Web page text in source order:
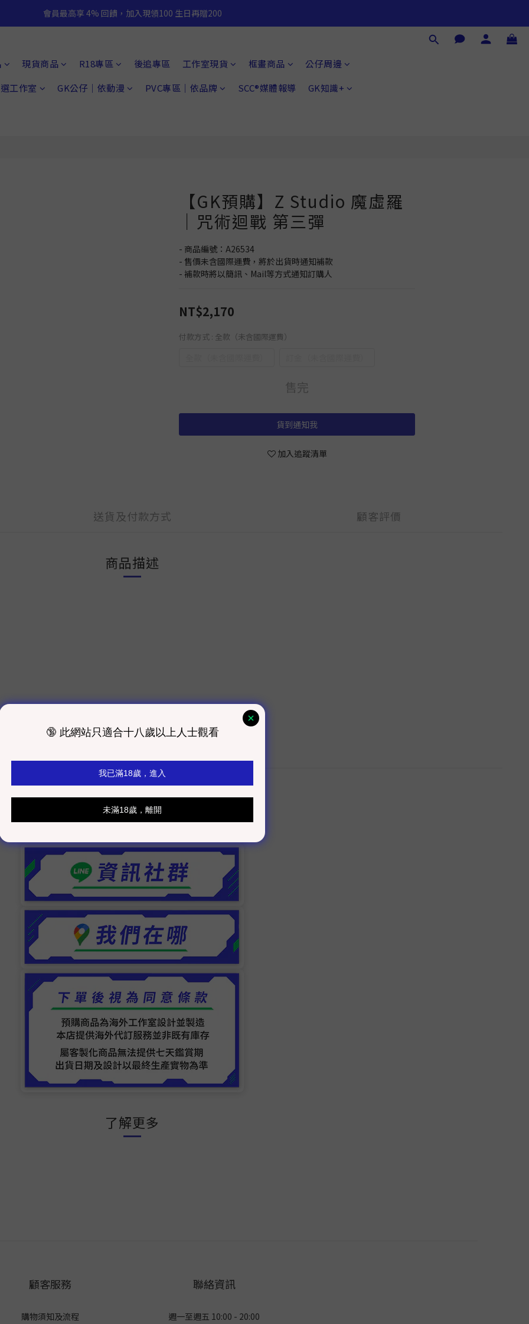
會員最高享 4% 回饋，加入現領100 生日再贈200
現貨商品 R18專區 後追專區 工作室現貨 框畫商品
公仔周邊
工作室
GK公仔｜依動漫 PVC專區｜依品牌 SCC®媒體報導 GK知識+
【GK預購】Z Studio 魔虛羅
｜咒術迴戰 第三彈
- 商品編號：A26534
- 售價未含國際運費，將於出貨時通知補款
- 補款時將以簡訊、Mail等方式通知訂購人
NT$2,170
付款方式 : 全款（未含國際運費）
售完
貨到通知我
加入追蹤清單
送貨及付款方式 顧客評價
商品描述
了解更多
顧客服務
購物須知及流程
聯絡資訊
週一至週五 10:00 - 20:00